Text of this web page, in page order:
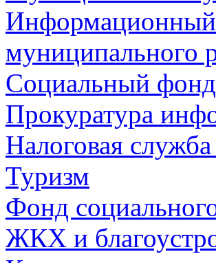
Информационный
муниципального
Социальный
Прокуратура
Налоговая
Туризм
Фонд
ЖКХ и